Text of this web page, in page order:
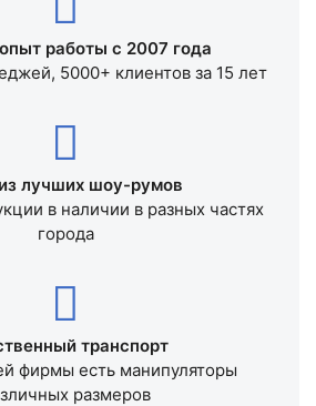
работы с 2007 года
5000+ клиентов за 15 лет
лучших шоу-румов
в наличии в разных частях
города
транспорт
фирмы есть манипуляторы
размеров